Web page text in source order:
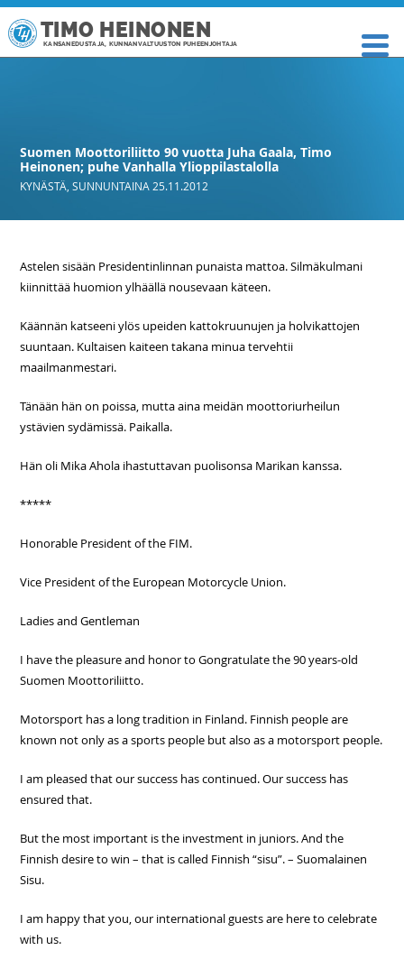
TIMO HEINONEN
KANSANEDUSTAJA, KUNNANVALTUUSTON PUHEENJOHTAJA
Suomen Moottoriliitto 90 vuotta Juha Gaala, Timo
Heinonen; puhe Vanhalla Ylioppilastalolla
KYNÄSTÄ ,SUNNUNTAINA 25.11.2012
Astelen sisään Presidentinlinnan punaista mattoa. Silmäkulmani
kiinnittää huomion ylhäällä nousevaan käteen.
Käännän katseeni ylös upeiden kattokruunujen ja holvikattojen
suuntaan. Kultaisen kaiteen takana minua tervehtii
maailmanmestari.
Tänään hän on poissa, mutta aina meidän moottoriurheilun
ystävien sydämissä. Paikalla.
Hän oli Mika Ahola ihastuttavan puolisonsa Marikan kanssa.
*****
Honorable President of the FIM.
Vice President of the European Motorcycle Union.
Ladies and Gentleman
I have the pleasure and honor to Gongratulate the 90 years-old
Suomen Moottoriliitto.
Motorsport has a long tradition in Finland. Finnish people are
known not only as a sports people but also as a motorsport people.
I am pleased that our success has continued. Our success has
ensured that.
But the most important is the investment in juniors. And the
Finnish desire to win – that is called Finnish “sisu”. – Suomalainen
Sisu.
I am happy that you, our international guests are here to celebrate
with us.